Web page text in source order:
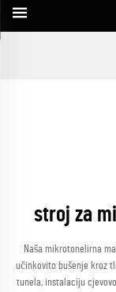
stroj za
Naša mikrotonelirna
učinkovito bušenje kroz
tunela, instalaciju